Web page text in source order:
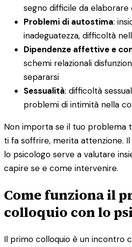
segno difficile da elaborare
Problemi di autostima:
inadeguatezza, difficoltà
Dipendenze affettive e
schemi relazionali
separarsi
Sessualità: difficoltà
problemi di intimità nella
Non importa se il tuo problema
ti fa soffrire, merita attenzione.
lo psicologo serve a valutare
capire se e come intervenire.
Come funziona il
colloquio con lo
Il primo colloquio è un incontro